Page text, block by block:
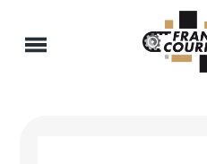
Panneau de gestion des cookies